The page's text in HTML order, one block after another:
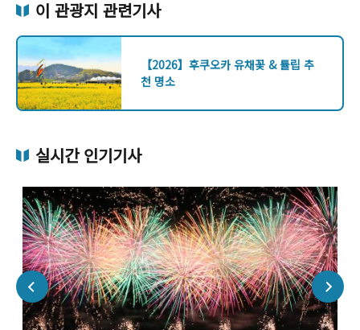
이 관광지 관련기사
【2026】후쿠오카 유채꽃 & 튤립 추
천 명소
실시간 인기기사